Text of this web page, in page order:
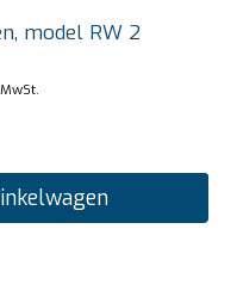
model RW 2